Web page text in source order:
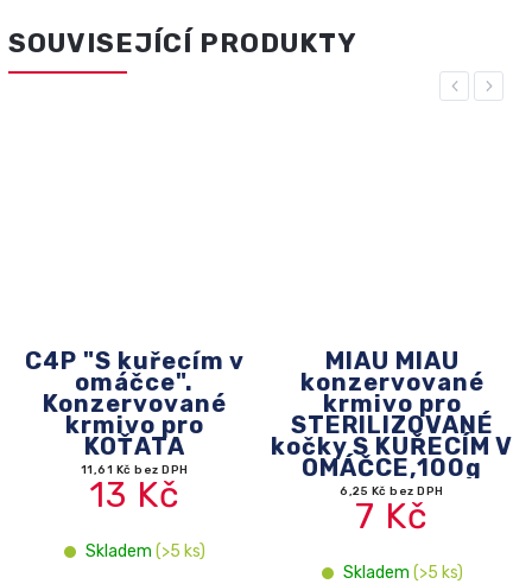
SOUVISEJÍCÍ PRODUKTY
Previous
C4P "S kuřecím v
omáčce".
Konzervované
krmivo pro
KOŤATA
11,61 Kč bez DPH
13 Kč
Skladem (>5 ks)
MIAU MIAU
konzervované
krmivo pro
STERILIZOVANÉ
kočky S KUŘECÍM V
OMÁČCE,100g
6,25 Kč bez DPH
7 Kč
Skladem (>5 ks)
Next